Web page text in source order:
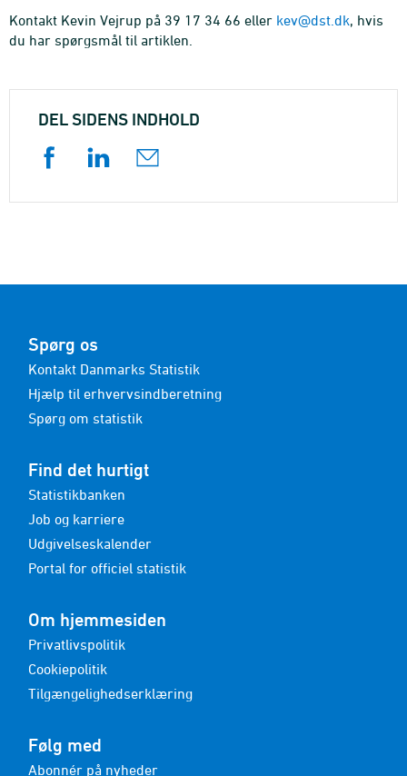
Kontakt Kevin Vejrup på 39 17 34 66 eller kev@dst.dk, hvis
du har spørgsmål til artiklen.
DEL SIDENS INDHOLD
Spørg os
Kontakt Danmarks Statistik
Hjælp til erhvervsindberetning
Spørg om statistik
Find det hurtigt
Statistikbanken
Job og karriere
Udgivelseskalender
Portal for officiel statistik
Om hjemmesiden
Privatlivspolitik
Cookiepolitik
Tilgængelighedserklæring
Følg med
Abonnér på nyheder